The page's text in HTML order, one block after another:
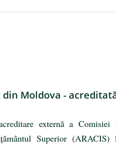
Moldova -
externă a Comisiei
Superior